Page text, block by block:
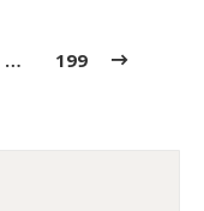
… 199